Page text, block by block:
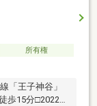
所有権
「王子神谷」
歩15分□2022年